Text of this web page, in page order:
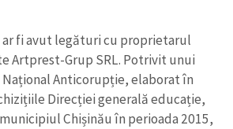
ar fi avut legături cu proprietarul
Artprest-Grup SRL. Potrivit unui
Anticorupție, elaborat în
Direcției generală educație,
Chișinău în perioada 2015,